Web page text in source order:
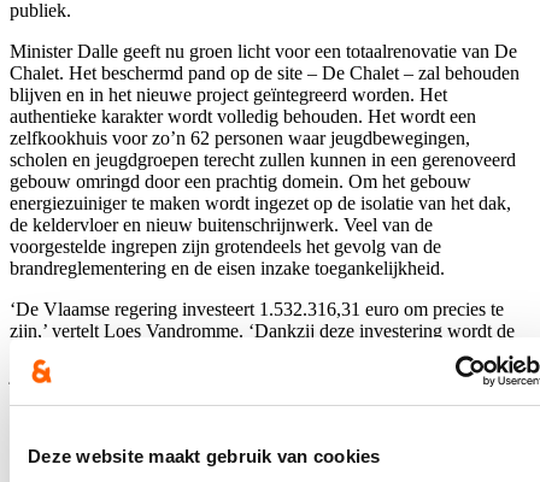
Deze website maakt gebruik van cookies
publiek.
Minister Dalle geeft nu groen licht voor een totaalrenovatie van De
Chalet. Het beschermd pand op de site – De Chalet – zal behouden
blijven en in het nieuwe project geïntegreerd worden. Het
authentieke karakter wordt volledig behouden. Het wordt een
zelfkookhuis voor zo’n 62 personen waar jeugdbewegingen,
scholen en jeugdgroepen terecht zullen kunnen in een gerenoveerd
gebouw omringd door een prachtig domein. Om het gebouw
energiezuiniger te maken wordt ingezet op de isolatie van het dak,
de keldervloer en nieuw buitenschrijnwerk. Veel van de
voorgestelde ingrepen zijn grotendeels het gevolg van de
brandreglementering en de eisen inzake toegankelijkheid.
‘De Vlaamse regering investeert 1.532.316,31 euro om precies te
zijn,’ vertelt Loes Vandromme. ‘Dankzij deze investering wordt de
jeugdverblijfstoerisme. Want net zoals dat het geval is voor vele
In 2022 waren 36 jeugdlogies die 849 bedden konden aanbieden in